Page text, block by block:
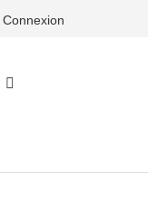
Connexion